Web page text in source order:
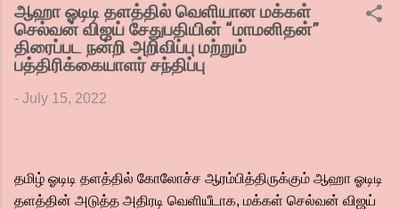
ஆஹா ஓடிடி தளத்தில் வெளியான மக்கள்
செல்வன் விஜய் சேதுபதியின் “மாமனிதன்”
திரைப்பட நன்றி அறிவிப்பு மற்றும்
பத்திரிக்கையாளர் சந்திப்பு
- July 15, 2022
தமிழ் ஓடிடி தளத்தில் கோலோச்ச ஆரம்பித்திருக்கும் ஆஹா ஓடிடி
தளத்தின் அடுத்த அதிரடி வெளியீடாக, மக்கள் செல்வன் விஜய்